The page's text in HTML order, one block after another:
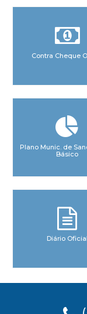
Contra Cheque
Plano Munic. de
Básico
Diário Oficial